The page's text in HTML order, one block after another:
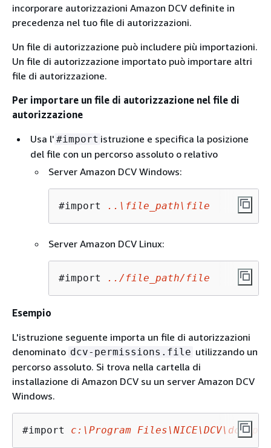
incorporare autorizzazioni Amazon DCV definite in
precedenza nel tuo file di autorizzazioni.
Un file di autorizzazione può includere più importazioni.
Un file di autorizzazione importato può importare altri
file di autorizzazione.
Per importare un file di autorizzazione nel file di
autorizzazione
Usa l' #import istruzione e specifica la posizione
del file con un percorso assoluto o relativo
Server Amazon DCV Windows:
#import ..\file_path\file
Server Amazon DCV Linux:
#import ../file_path/file
Esempio
L'istruzione seguente importa un file di autorizzazioni
denominato dcv-permissions.file utilizzando un
percorso assoluto. Si trova nella cartella di
installazione di Amazon DCV su un server Amazon DCV
Windows.
#import c:\Program Files\NICE\DCV\dcv-